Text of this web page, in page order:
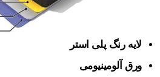
لایه رنگ پلی استر
ورق آلومینیومی